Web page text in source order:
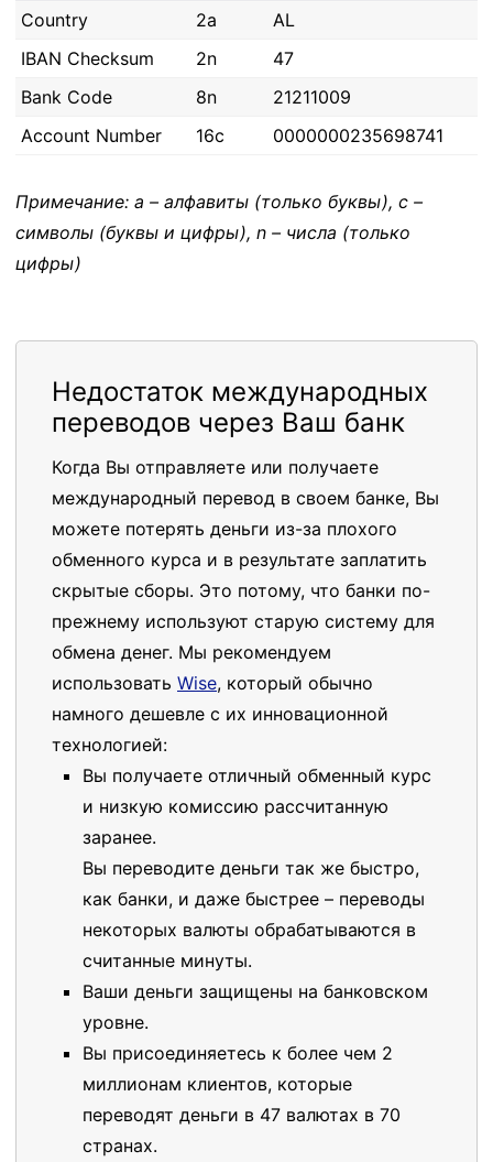
Country
2a
AL
IBAN Checksum
2n
47
Bank Code
8n
21211009
Account Number
16c 0000000235698741
Примечание: a – алфавиты (только буквы), c –
символы (буквы и цифры), n – числа (только
цифры)
Недостаток международных
переводов через Ваш банк
Когда Вы отправляете или получаете
международный перевод в своем банке, Вы
можете потерять деньги из-за плохого
обменного курса и в результате заплатить
скрытые сборы. Это потому, что банки по-
прежнему используют старую систему для
обмена денег. Мы рекомендуем
использовать Wise, который обычно
намного дешевле с их инновационной
технологией:
Вы получаете отличный обменный курс
и низкую комиссию рассчитанную
заранее.
Вы переводите деньги так же быстро,
как банки, и даже быстрее – переводы
некоторых валюты обрабатываются в
считанные минуты.
Ваши деньги защищены на банковском
уровне.
Вы присоединяетесь к более чем 2
миллионам клиентов, которые
переводят деньги в 47 валютах в 70
странах.